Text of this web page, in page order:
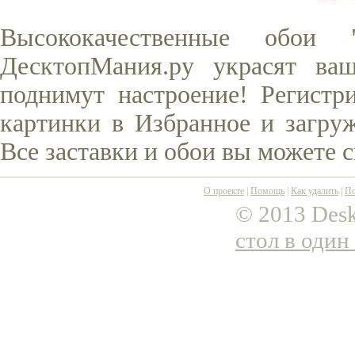
Высококачественные
ДесктопМания.ру украсят
поднимут настроение!
картинки в Избранное и
Все заставки и обои вы можете
О проекте Помощь Как удалить
© 2013
стол в